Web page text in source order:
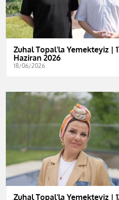
Zuhal Topal'la Yemekteyiz |
Haziran 2026
18/06/2026
Zuhal Topal'la Yemekteyiz |